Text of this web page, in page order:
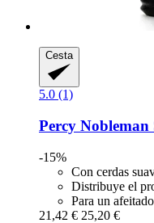
Cesta
5.0 (1)
Percy Nobleman
-15%
Con cerdas
Distribuye el
Para un
21,42 € 25,20 €